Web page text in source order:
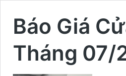
Báo Giá
Tháng 07/